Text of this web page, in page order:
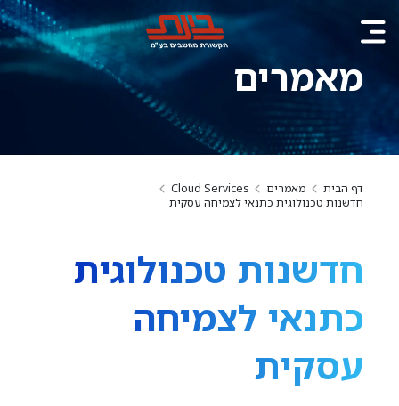
מאמרים
דף הבית מאמרים
Cloud Services
חדשנות טכנולוגית כתנאי לצמיחה עסקית
חדשנות טכנולוגית
כתנאי לצמיחה
עסקית